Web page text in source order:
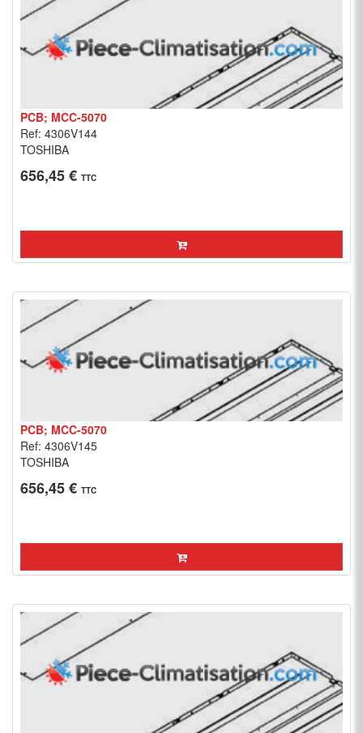
PCB; MCC-5070
Ref: 4306V144
TOSHIBA
656,45 € TTC
PCB; MCC-5070
Ref: 4306V145
TOSHIBA
656,45 € TTC